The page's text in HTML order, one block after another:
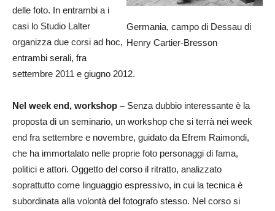
Germania, campo di Dessau di
Henry Cartier-Bresson
delle foto. In entrambi a i
casi lo Studio Lalter
organizza due corsi ad hoc,
entrambi serali, fra
settembre 2011 e giugno 2012.
Nel week end, workshop – Senza dubbio interessante è la
proposta di un seminario, un workshop che si terrà nei week
end fra settembre e novembre, guidato da Efrem Raimondi,
che ha immortalato nelle proprie foto personaggi di fama,
politici e attori. Oggetto del corso il ritratto, analizzato
soprattutto come linguaggio espressivo, in cui la tecnica è
subordinata alla volontà del fotografo stesso. Nel corso si